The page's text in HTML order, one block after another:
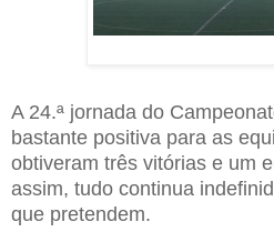
A 24.ª jornada do
bastante positiva para as
obtiveram três vitórias e um
assim, tudo continua
que pretendem.